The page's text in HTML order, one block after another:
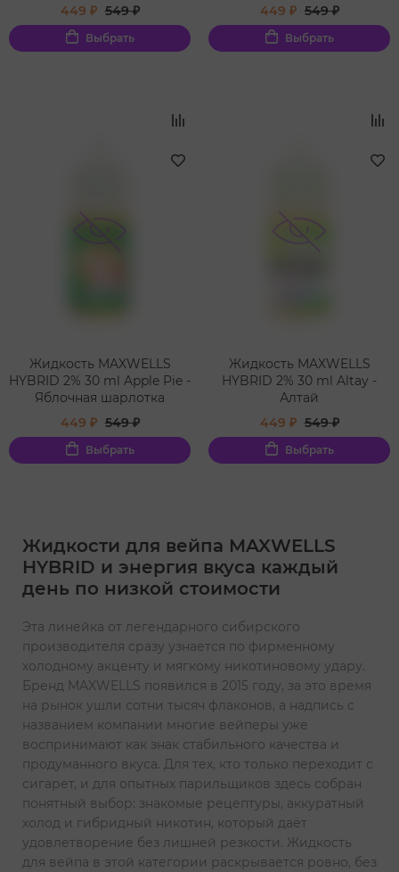
449 ₽ 549 ₽
Выбрать
449 ₽ 549 ₽
Выбрать
Жидкость MAXWELLS
HYBRID 2% 30 ml Apple Pie -
Яблочная шарлотка
449 ₽ 549 ₽
Выбрать
Жидкость MAXWELLS
HYBRID 2% 30 ml Altay -
Алтай
449 ₽ 549 ₽
Выбрать
Жидкости для вейпа MAXWELLS
HYBRID и энергия вкуса каждый
день по низкой стоимости
Эта линейка от легендарного сибирского
производителя сразу узнается по фирменному
холодному акценту и мягкому никотиновому удару.
Бренд MAXWELLS появился в 2015 году, за это время
на рынок ушли сотни тысяч флаконов, а надпись с
названием компании многие вейперы уже
воспринимают как знак стабильного качества и
продуманного вкуса. Для тех, кто только переходит с
сигарет, и для опытных парильщиков здесь собран
понятный выбор: знакомые рецептуры, аккуратный
холод и гибридный никотин, который даёт
удовлетворение без лишней резкости. Жидкость
для вейпа в этой категории раскрывается ровно, без